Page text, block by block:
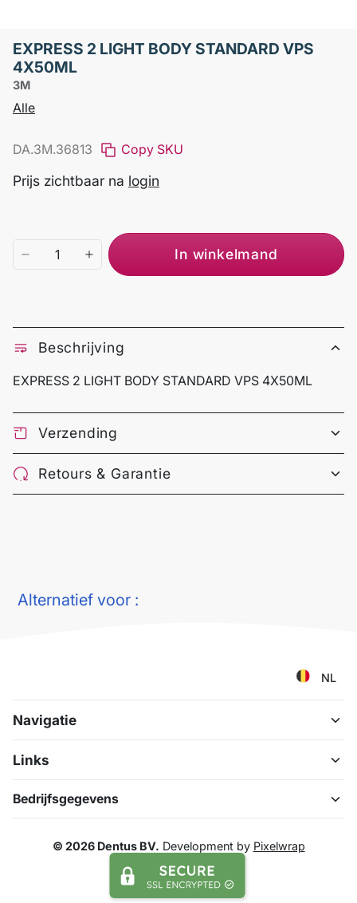
EXPRESS 2 LIGHT BODY STANDARD VPS
4X50ML
3M
Alle
DA.3M.36813 Copy SKU
Prijs zichtbaar na login
In winkelmand
Beschrijving
EXPRESS 2 LIGHT BODY STANDARD VPS 4X50ML
Verzending
Retours & Garantie
Alternatief voor :
NL
Navigatie
Links
Bedrijfsgegevens
© 2026 Dentus BV. Development by Pixelwrap